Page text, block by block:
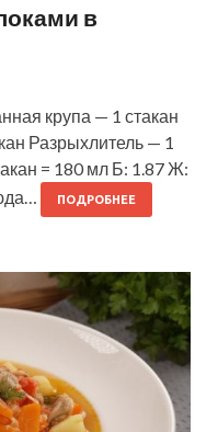
в
крупа — 1 стакан
Разрыхлитель — 1
= 180 мл Б: 1.87 Ж:
ПОДРОБНЕЕ